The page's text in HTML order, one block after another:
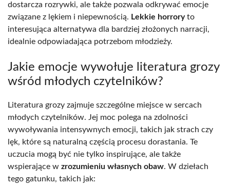
dostarcza rozrywki, ale także pozwala odkrywać emocje
związane z lękiem i niepewnością. Lekkie horroryto
interesująca alternatywa dla bardziej złożonych narracji,
idealnie odpowiadająca potrzebom młodzieży.
Jakie emocje wywołuje literatura grozy
wśród młodych czytelników?
Literatura grozy zajmuje szczególne miejsce w sercach
młodych czytelników. Jej moc polega na zdolności
wywoływania intensywnych emocji, takich jak strach czy
lęk, które są naturalną częścią procesu dorastania. Te
uczucia mogą być nie tylko inspirujące, ale także
wspierające w zrozumieniu własnych obaw. W dziełach
tego gatunku, takich jak: